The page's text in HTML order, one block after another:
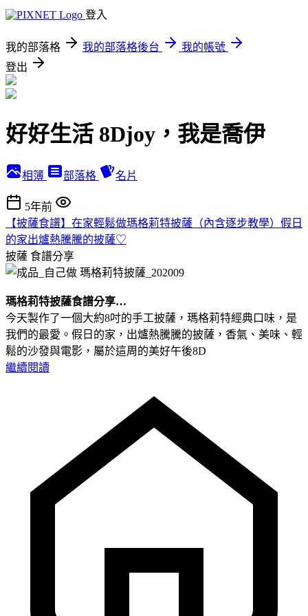
登入
我的部落格 我的部落格後台
我的帳號
登出
好好生活 8Djoy，我是喬伊
相簿 部落格 名片
5年前
【披薩食譜】在家輕鬆做瑪格莉特披薩（內含逐步教學）假日
的家出爐熱騰騰的披薩♡
披薩 食譜分享
瑪格莉特披薩食譜分享…
今天製作了一個大約8吋的手工披薩，瑪格莉特經典口味，是
我們的最愛。假日的家，出爐熱騰騰的披薩，香氣、美味、輕
鬆的沙發與電影，屬於這周的美好午後8D
繼續閱讀